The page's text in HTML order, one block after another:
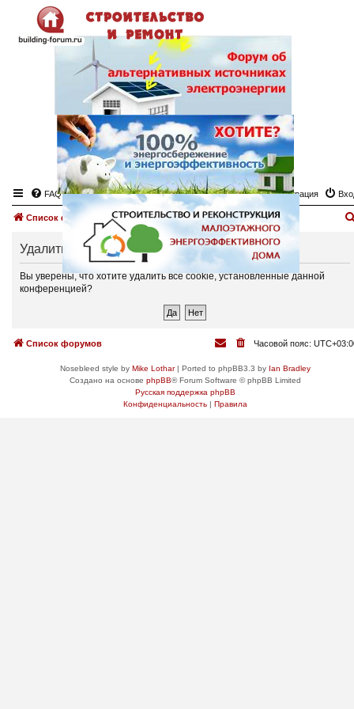
FAQ Регистрация
Список форумов
Удалить cookies
Вы уверены, что хотите удалить все cookie, установленные данной
конференцией?
Список форумов Часовой пояс:
Nosebleed style by Mike Lothar| Ported to phpBB3.3 by Ian Bradley
Создано на основе phpBB® Forum Software © phpBB Limited
Русская поддержка phpBB
Конфиденциальность| Правила